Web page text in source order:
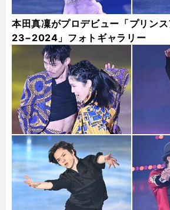
本田真凜がプロデビュー「プリン
23−2024」フォトギャラリー